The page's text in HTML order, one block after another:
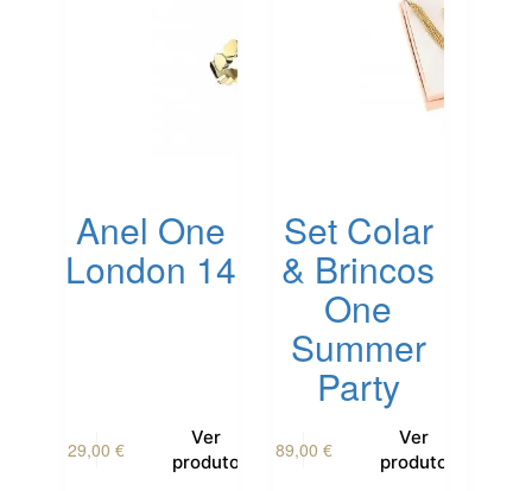
Anel One
London 14
29,00€
Ver
produto
product
Set Colar
& Brincos
One
Summer
Party
89,00 €
Ver
produto